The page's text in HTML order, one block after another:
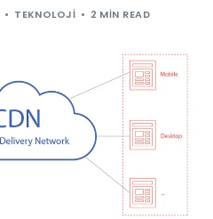
TEKNOLOJI 2 MIN READ